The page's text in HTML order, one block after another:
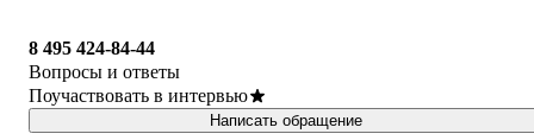
8 495 424-84-44
Вопросы и ответы
Поучаствовать в интервью
Написать обращение